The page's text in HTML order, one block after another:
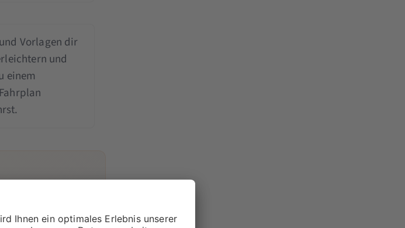
Vorlagen dir
und
einem